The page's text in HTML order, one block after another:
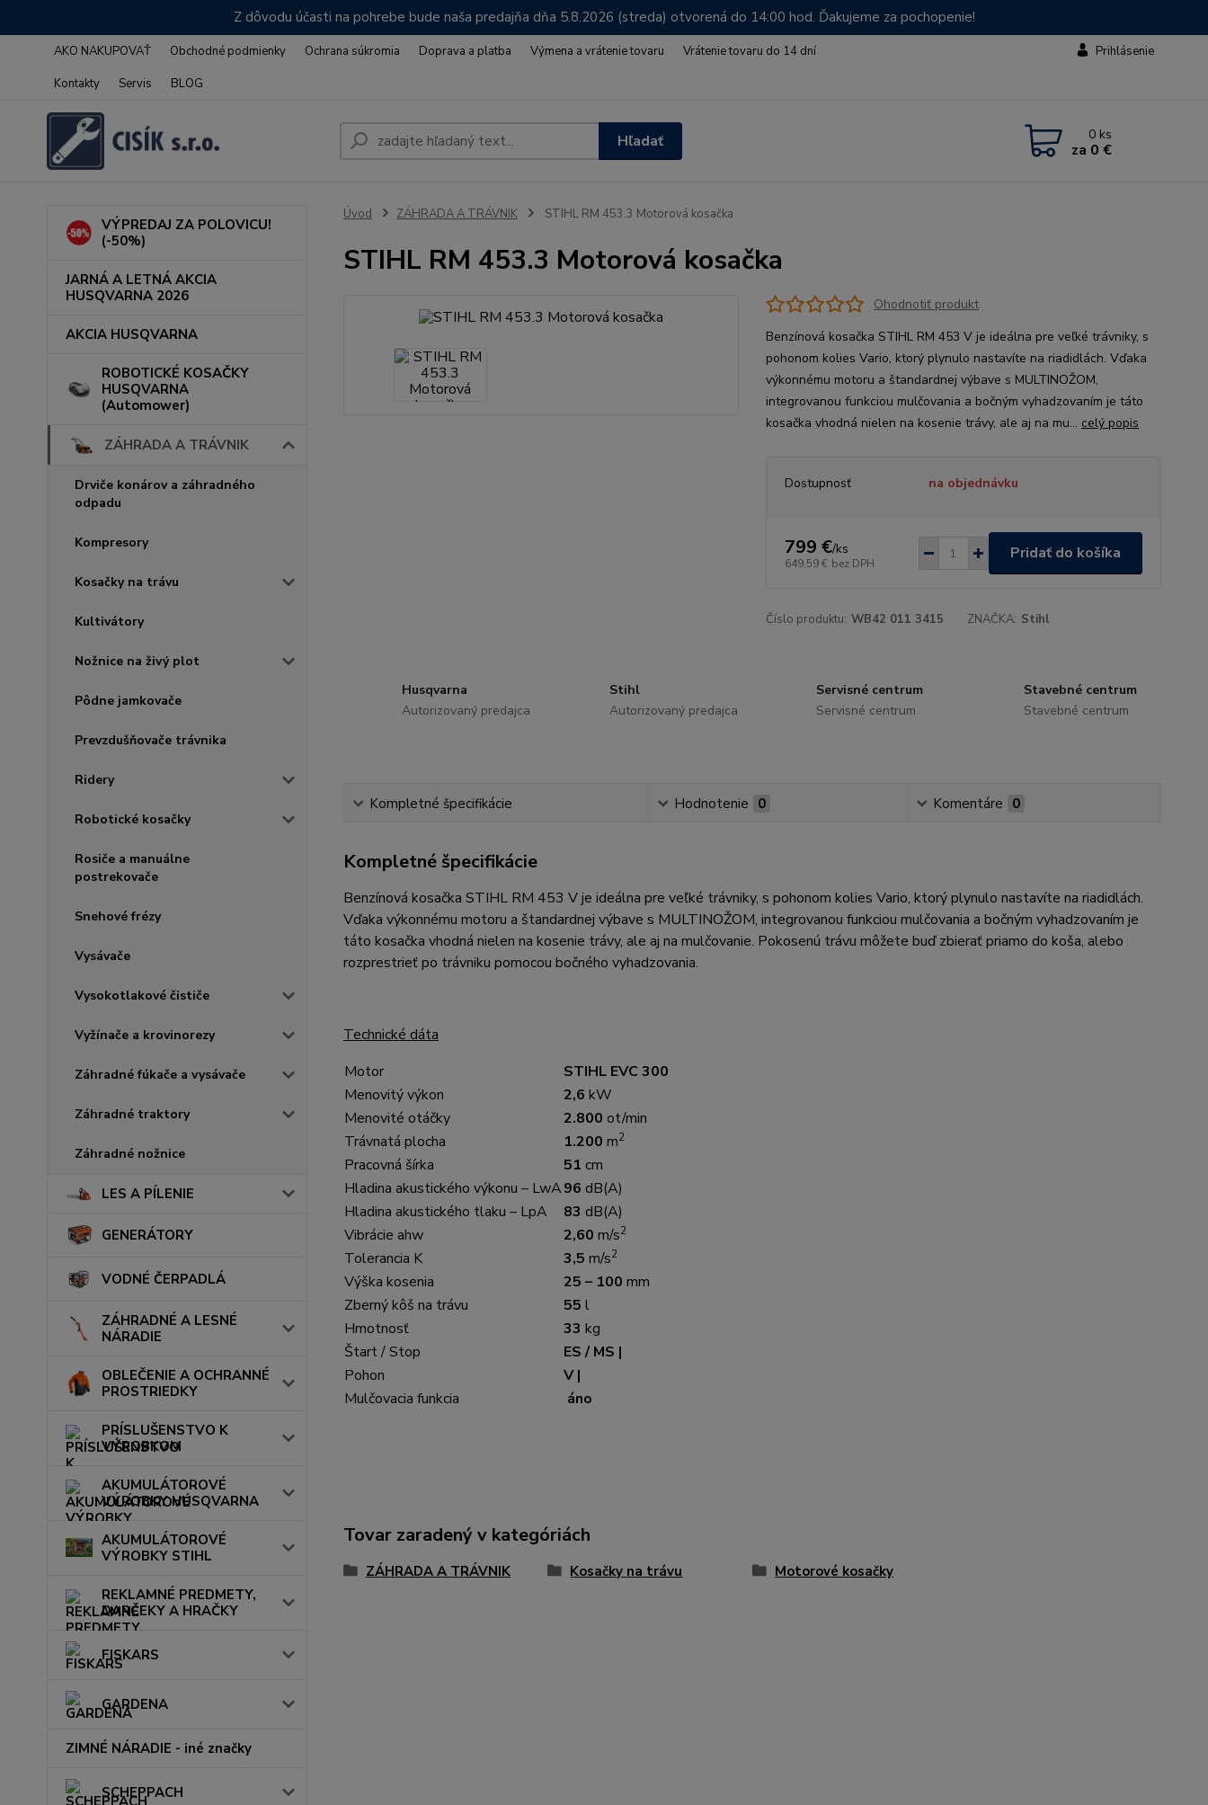
Z dôvodu účasti na pohrebe bude naša predajňa dňa 5.8.2026 (streda) otvorená do 14:00 hod. Ďakujeme za pochopenie!
AKO NAKUPOVAŤ Obchodné podmienky Ochrana súkromia Doprava a platba Výmena a vrátenie tovaru
Vrátenie tovaru do 14 dní
Kontakty
Servis BLOG
Prihlásenie
Hľadať 0 ks
za 0 €
VÝPREDAJ ZA POLOVICU!
(-50%)
JARNÁ A LETNÁ AKCIA
HUSQVARNA 2026
AKCIA HUSQVARNA
ROBOTICKÉ KOSAČKY
HUSQVARNA
(Automower)
ZÁHRADA A TRÁVNIK
Drviče konárov a záhradného
odpadu
Kompresory
Kosačky na trávu
Kultivátory
Nožnice na živý plot
Pôdne jamkovače
Prevzdušňovače trávnika
Ridery
Robotické kosačky
Rosiče a manuálne
postrekovače
Snehové frézy
Vysávače
Vysokotlakové čističe
Vyžínače a krovinorezy
Záhradné fúkače a vysávače
Záhradné traktory
Záhradné nožnice
LES A PÍLENIE
GENERÁTORY
VODNÉ ČERPADLÁ
ZÁHRADNÉ A LESNÉ
NÁRADIE
OBLEČENIE A OCHRANNÉ
PROSTRIEDKY
PRÍSLUŠENSTVO K
VÝROBKOM
AKUMULÁTOROVÉ
VÝROBKY HUSQVARNA
AKUMULÁTOROVÉ
VÝROBKY STIHL
REKLAMNÉ PREDMETY,
DARČEKY A HRAČKY
FISKARS
GARDENA
ZIMNÉ NÁRADIE - iné značky
SCHEPPACH
Úvod ZÁHRADA A TRÁVNIK STIHL RM 453.3 Motorová kosačka
STIHL RM 453.3 Motorová kosačka
Ohodnotiť produkt
Benzínová kosačka STIHL RM 453 V je ideálna pre veľké trávniky, s
pohonom kolies Vario, ktorý plynulo nastavíte na riadidlách. Vďaka
výkonnému motoru a štandardnej výbave s MULTINOŽOM,
integrovanou funkciou mulčovania a bočným vyhadzovaním je táto
kosačka vhodná nielen na kosenie trávy, ale aj na mu... celý popis
Dostupnosť na objednávku
799 €/ks
649,59 € bez DPH
Pridať do košíka
Číslo produktu: WB42 011 3415 ZNAČKA: Stihl
Husqvarna
Autorizovaný predajca
Stihl
Autorizovaný predajca
Servisné centrum
Servisné centrum
Stavebné centrum
Stavebné centrum
Kompletné špecifikácie Hodnotenie 0 Komentáre 0
Kompletné špecifikácie
Benzínová kosačka STIHL RM 453 V je ideálna pre veľké trávniky, s pohonom kolies Vario, ktorý plynulo nastavíte na riadidlách.
Vďaka výkonnému motoru a štandardnej výbave s MULTINOŽOM, integrovanou funkciou mulčovania a bočným vyhadzovaním je
táto kosačka vhodná nielen na kosenie trávy, ale aj na mulčovanie. Pokosenú trávu môžete buď zbierať priamo do koša, alebo
rozprestrieť po trávniku pomocou bočného vyhadzovania.
Technické dáta
Motor
STIHL EVC 300
Menovitý výkon
2,6 kW
Menovité otáčky
2.800 ot/min
Trávnatá plocha
1.200 m2
Pracovná šírka 51 cm
Hladina akustického výkonu – LwA96 dB(A)
Hladina akustického tlaku – LpA
83 dB(A)
Vibrácie ahw
2,60 m/s2
Tolerancia K 3,5 m/s2
Výška kosenia 25 – 100 mm
Zberný kôš na trávu
55 l
Hmotnosť
33 kg
Štart / Stop
ES / MS |
Pohon
V |
Mulčovacia funkcia
áno
Tovar zaradený v kategóriách
ZÁHRADA A TRÁVNIK Kosačky na trávu Motorové kosačky